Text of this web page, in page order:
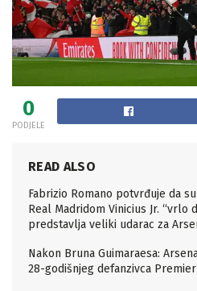
0
PODJELE
READ ALSO
Fabrizio Romano potvrđuje da
Real Madridom Vinicius Jr. “vrlo
predstavlja veliki udarac za
Nakon Bruna Guimaraesa:
28-godišnjeg defanzivca